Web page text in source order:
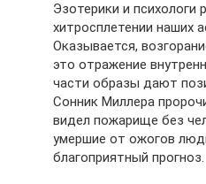
Эзотерики и психологи
хитросплетении наших
Оказывается,
это отражение
части образы дают
Сонник Миллера
видел пожарище без
умершие от ожогов
благоприятный прогноз.